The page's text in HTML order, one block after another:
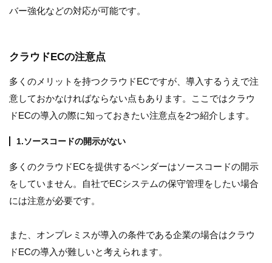
バー強化などの対応が可能です。
クラウドECの注意点
多くのメリットを持つクラウドECですが、導入するうえで注
意しておかなければならない点もあります。ここではクラウ
ドECの導入の際に知っておきたい注意点を2つ紹介します。
1.ソースコードの開示がない
多くのクラウドECを提供するベンダーはソースコードの開示
をしていません。自社でECシステムの保守管理をしたい場合
には注意が必要です。
また、オンプレミスが導入の条件である企業の場合はクラウ
ドECの導入が難しいと考えられます。